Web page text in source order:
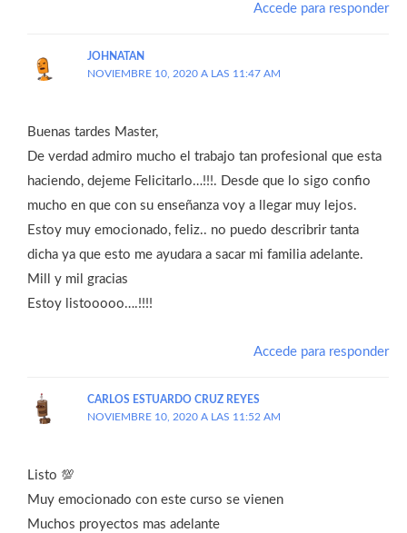
Accede para responder
JOHNATAN
NOVIEMBRE 10, 2020 A LAS 11:47 AM
Buenas tardes Master,
De verdad admiro mucho el trabajo tan profesional que esta
haciendo, dejeme Felicitarlo…!!!. Desde que lo sigo confio
mucho en que con su enseñanza voy a llegar muy lejos.
Estoy muy emocionado, feliz.. no puedo describrir tanta
dicha ya que esto me ayudara a sacar mi familia adelante.
Mill y mil gracias
Estoy listooooo….!!!!
Accede para responder
CARLOS ESTUARDO CRUZ REYES
NOVIEMBRE 10, 2020 A LAS 11:52 AM
Listo 💯
Muy emocionado con este curso se vienen
Muchos proyectos mas adelante